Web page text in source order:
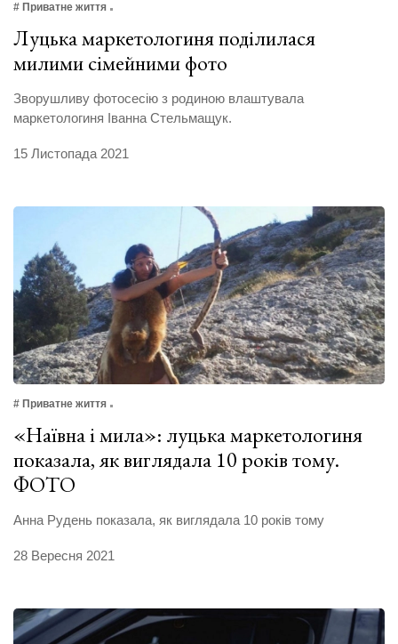
# Приватне життя
Луцька маркетологиня поділилася
милими сімейними фото
Зворушливу фотосесію з родиною влаштувала
маркетологиня Іванна Стельмащук.
15 Листопада 2021
# Приватне життя
«Наївна і мила»: луцька маркетологиня
показала, як виглядала 10 років тому.
ФОТО
Анна Рудень показала, як виглядала 10 років тому
28 Вересня 2021